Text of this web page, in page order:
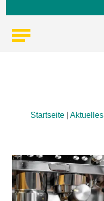
Startseite Aktuelles